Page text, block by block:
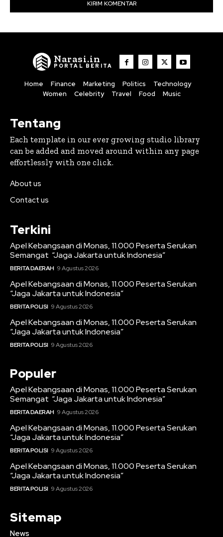
Narasi.in
PORTAL BERITA
Home Finance Marketing Politics
Technology
Women
Celebrity Travel Food Music
Tentang
Each template in our ever growing studio library
can be added and moved around within any page
effortlessly with one click.
About us
Contact us
Terkini
Apel Kebangsaan di Monas, 11.000 Peserta Serukan
Semangat “Jaga Jakarta untuk Indonesia”
BERITA DAERAH 9 Agustus 2026
Apel Kebangsaan di Monas, 11.000 Peserta Serukan
“Jaga Jakarta untuk Indonesia”
BERITA POLISI 9 Agustus 2026
Apel Kebangsaan di Monas, 11.000 Peserta Serukan
“Jaga Jakarta untuk Indonesia”
BERITA POLISI 9 Agustus 2026
Populer
Apel Kebangsaan di Monas, 11.000 Peserta Serukan
Semangat “Jaga Jakarta untuk Indonesia”
BERITA DAERAH 9 Agustus 2026
Apel Kebangsaan di Monas, 11.000 Peserta Serukan
“Jaga Jakarta untuk Indonesia”
BERITA POLISI 9 Agustus 2026
Apel Kebangsaan di Monas, 11.000 Peserta Serukan
“Jaga Jakarta untuk Indonesia”
BERITA POLISI 9 Agustus 2026
Sitemap
News